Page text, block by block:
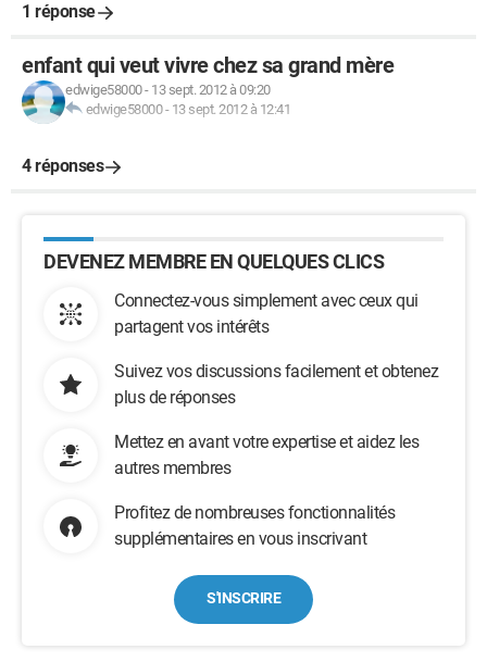
1 réponse
enfant qui veut vivre chez sa grand mère
edwige58000- 13 sept. 2012 à 09:20
edwige58000- 13 sept. 2012 à 12:41
4 réponses
DEVENEZ MEMBRE EN QUELQUES CLICS
Connectez-vous simplement avec ceux qui
partagent vos intérêts
Suivez vos discussions facilement et obtenez
plus de réponses
Mettez en avant votre expertise et aidez les
autres membres
Profitez de nombreuses fonctionnalités
supplémentaires en vous inscrivant
S'INSCRIRE